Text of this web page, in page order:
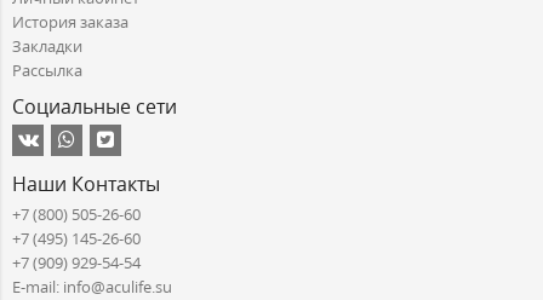
История заказа
Закладки
Рассылка
Социальные сети
Наши Контакты
+7 (800) 505-26-60
+7 (495) 145-26-60
+7 (909) 929-54-54
E-mail: info@aculife.su